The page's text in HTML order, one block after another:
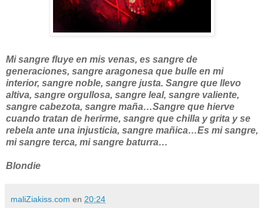
Mi sangre fluye en mis venas, es sangre de
generaciones, sangre aragonesa que bulle en mi
interior, sangre noble, sangre justa. Sangre que llevo
altiva, sangre orgullosa, sangre leal, sangre valiente,
sangre cabezota, sangre maña…Sangre que hierve
cuando tratan de herirme, sangre que chilla y grita y se
rebela ante una injusticia, sangre mañica…Es mi sangre,
mi sangre terca, mi sangre baturra…
Blondie
maliZiakiss.com en 20:24